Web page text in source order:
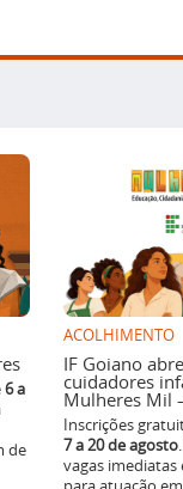
6 a
de
ACOLHIMENTO
IF Goiano
cuidadores
Mulheres Mil
Inscrições
7 a 20 de agosto
vagas imediatas